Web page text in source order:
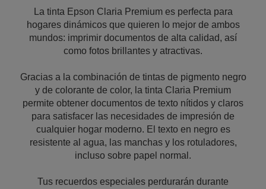
La tinta Epson Claria Premium es perfecta para
hogares dinámicos que quieren lo mejor de ambos
mundos: imprimir documentos de alta calidad, así
como fotos brillantes y atractivas.
Gracias a la combinación de tintas de pigmento negro
y de colorante de color, la tinta Claria Premium
permite obtener documentos de texto nítidos y claros
para satisfacer las necesidades de impresión de
cualquier hogar moderno. El texto en negro es
resistente al agua, las manchas y los rotuladores,
incluso sobre papel normal.
Tus recuerdos especiales perdurarán durante